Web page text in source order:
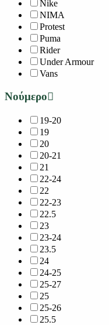
Nike
NIMA
Protest
Puma
Rider
Under Armour
Vans
Νούμερο
19-20
19
20
20-21
21
22-24
22
22-23
22.5
23
23-24
23.5
24
24-25
25-27
25
25-26
25.5